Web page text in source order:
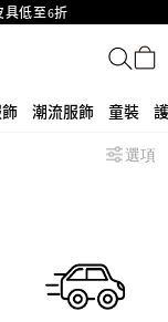
具低至6折
原價低至75折!
至6折，立即入手!
及LV專區！
潮流服飾 童裝
選項